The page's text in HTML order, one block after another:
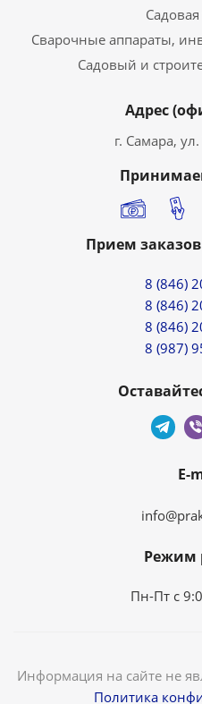
Сварочные аппараты,
Садовый и
Адрес
г. Самара,
Прием
8 (846)
8 (846)
8 (846)
8 (987)
E-
Режим
Пн-Пт с
Информация на сайте не
Политика